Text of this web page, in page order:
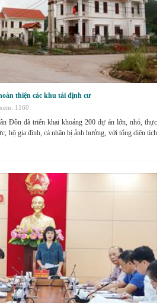
thiện các khu tái định cư
1160
Đồn đã triển khai khoảng 200 dự án lớn, nhỏ, thực
hộ gia đình, cá nhân bị ảnh hưởng, với tổng diện tích